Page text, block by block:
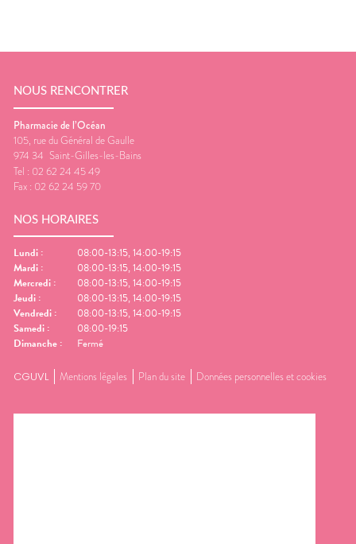
NOUS RENCONTRER
Pharmacie de l’Océan
105, rue du Général de Gaulle
974 34 Saint-Gilles-les-Bains
Tel : 02 62 24 45 49
Fax : 02 62 24 59 70
NOS HORAIRES
Lundi :
08:00-13:15, 14:00-19:15
Mardi :
08:00-13:15, 14:00-19:15
Mercredi :
08:00-13:15, 14:00-19:15
Jeudi :
08:00-13:15, 14:00-19:15
Vendredi :
08:00-13:15, 14:00-19:15
Samedi :
08:00-19:15
Dimanche : Fermé
CGUVL Mentions légales Plan du site Données personnelles et cookies